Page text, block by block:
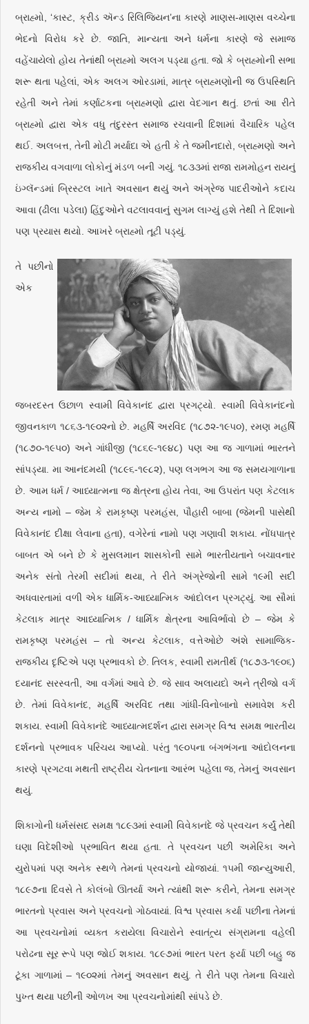
બ્રાહ્મો, ‘કાસ્ટ, ક્રીડ ઍન્ડ રિલિજિયન’ના કારણે માણસ-માણસ વચ્ચેના
ભેદનો વિરોધ કરે છે. જાતિ, માન્યતા અને ધર્મના કારણે જે સમાજ
વહેંચાયેલો હોય તેનાંથી બ્રાહ્મો અલગ પડ્યા હતા. જો કે બ્રાહ્મોની સભા
શરૂ થતા પહેલાં, એક અલગ ઓરડામાં, માત્ર બ્રાહ્મણોની જ ઉપસ્થિતિ
રહેતી અને તેમાં કર્ણાટકના બ્રાહ્મણો દ્વારા વેદગાન થતું. છતાં આ રીતે
બ્રાહ્મો દ્વારા એક વધુ તંદુરસ્ત સમાજ રચવાની દિશામાં વૈચારિક પહેલ
થઈ. અલબત્ત, તેની મોટી મર્યાદા એ હતી કે તે જમીનદારો, બ્રાહ્મણો અને
રાજકીય વગવાળા લોકોનું મંડળ બની ગયું. ૧૮૩૩માં રાજા રામમોહન રાયનું
ઇંગ્લૅન્ડમાં બ્રિસ્ટલ ખાતે અવસાન થયું અને અંગ્રેજ પાદરીઓને કદાચ
આવા (ઢીલા પડેલા) હિંદુઓને વટલાવવાનું સુગમ લાગ્યું હશે તેથી તે દિશાનો
પણ પ્રયાસ થયો. આખરે બ્રાહ્મો તૂટી પડ્યું.
તે પછીનો
એક
જબરદસ્ત ઉછાળ સ્વામી વિવેકાનંદ દ્વારા પ્રગટ્યો. સ્વામી વિવેકાનંદનો
જીવનકાળ ૧૮૬૩-૧૯૦૨નો છે. મહર્ષિ અરવિંદ (૧૮૭૨-૧૯૫૦), રમણ મહર્ષિ
(૧૮૭૦-૧૯૫૦) અને ગાંધીજી (૧૮૬૯-૧૯૪૮) પણ આ જ ગાળામાં ભારતને
સાંપડ્યા. મા આનંદમયી (૧૮૯૬-૧૯૮૨), પણ લગભગ આ જ સમયગાળાના
છે. આમ ધર્મ / આધ્યાત્મના જ ક્ષેત્રના હોય તેવા, આ ઉપરાંત પણ કેટલાક
અન્ય નામો – જેમ કે રામકૃષ્ણ પરમહંસ, પૌહારી બાબા (જેમની પાસેથી
વિવેકાનંદ દીક્ષા લેવાના હતા), વગેરેનાં નામો પણ ગણાવી શકાય. નોંધપાત્ર
બાબત એ બને છે કે મુસલમાન શાસકોની સામે ભારતીયતાને બચાવનાર
અનેક સંતો તેરમી સદીમાં થયા, તે રીતે અંગ્રેજોની સામે ૧૯મી સદી
અધવારતામાં વળી એક ધાર્મિક-આધ્યાત્મિક આંદોલન પ્રગટ્યું. આ સૌમાં
કેટલાક માત્ર આધ્યાત્મિક / ધાર્મિક ક્ષેત્રના આવિર્ભાવો છે – જેમ કે
રામકૃષ્ણ પરમહંસ – તો અન્ય કેટલાક, વત્તેઓછે અંશે સામાજિક-
રાજકીય દૃષ્ટિએ પણ પ્રભાવકો છે. તિલક, સ્વામી રામતીર્થ (૧૮૭૩-૧૯૦૬)
દયાનંદ સરસ્વતી, આ વર્ગમાં આવે છે. જે સાવ અલાયદો અને ત્રીજો વર્ગ
છે. તેમાં વિવેકાનંદ, મહર્ષિ અરવિંદ તથા ગાંધી-વિનોબાનો સમાવેશ કરી
શકાય. સ્વામી વિવેકાનંદે આધ્યાત્મદર્શન દ્વારા સમગ્ર વિશ્વ સમક્ષ ભારતીય
દર્શનનો પ્રભાવક પરિચય આપ્યો. પરંતુ ૧૯૦૫ના બંગભંગના આંદોલનના
કારણે પ્રગટવા મથતી રાષ્ટ્રીય ચેતનાના આરંભ પહેલા જ, તેમનું અવસાન
થયું.
શિકાગોની ધર્મસંસદ સમક્ષ ૧૮૯૩માં સ્વામી વિવેકાનંદે જે પ્રવચન કર્યું તેથી
ઘણા વિદેશીઓ પ્રભાવિત થયા હતા. તે પ્રવચન પછી અમેરિકા અને
યુરોપમાં પણ અનેક સ્થળે તેમનાં પ્રવચનો યોજાયાં. ૧૫મી જાન્યુઆરી,
૧૮૯૭ના દિવસે તે કોલંબો ઊતર્યા અને ત્યાંથી શરૂ કરીને, તેમના સમગ્ર
ભારતનો પ્રવાસ અને પ્રવચનો ગોઠવાયાં. વિશ્વ પ્રવાસ કર્યા પછીના તેમનાં
આ પ્રવચનોમાં વ્યક્ત કરાયેલા વિચારોને સ્વાતંત્ર્ય સંગ્રામના વહેલી
પરોઢના સૂર રૂપે પણ જોઈ શકાય. ૧૮૯૭માં ભારત પરત ફર્યા પછી બહુ જ
ટૂંકા ગાળામાં – ૧૯૦૨માં તેમનું અવસાન થયું. તે રીતે પણ તેમના વિચારો
પુખ્ત થયા પછીની ઓળખ આ પ્રવચનોમાંથી સાંપડે છે.